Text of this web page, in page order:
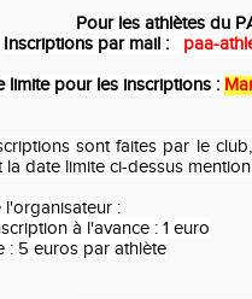
Pour les athlètes du
Inscriptions par mail : paa-
limite pour les inscriptions :
sont faites par le
la date limite ci-dessus
l'organisateur :
à l'avance : 1 euro
: 5 euros par athlète